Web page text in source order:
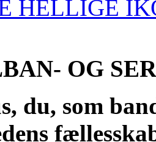
HELLIGE
OG
du, som